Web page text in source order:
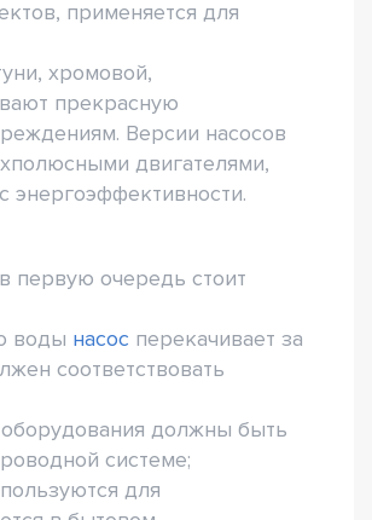
применяется для
хромовой,
прекрасную
Версии насосов
двигателями,
первую очередь стоит
воды насос перекачивает за
соответствовать
должны быть
системе;
для